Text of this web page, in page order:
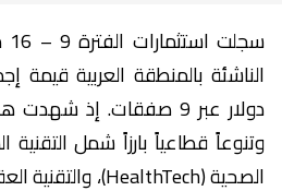
دولار عبر 9 صفقات. إذ